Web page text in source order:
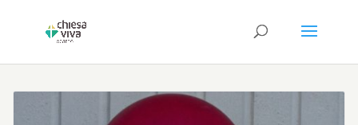
Vivere per fede | Abacuc 2:1-4